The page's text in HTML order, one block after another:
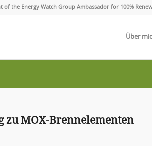
of the Energy Watch Group Ambassador for 100%
Über
zu MOX-Brennelementen